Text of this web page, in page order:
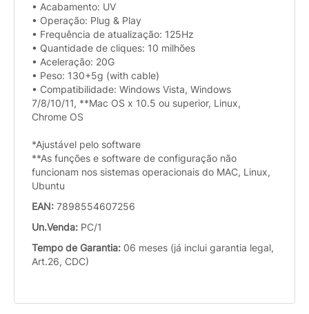
• Acabamento: UV
• Operação: Plug & Play
• Frequência de atualização: 125Hz
• Quantidade de cliques: 10 milhões
• Aceleração: 20G
• Peso: 130+5g (with cable)
• Compatibilidade: Windows Vista, Windows
7/8/10/11, **Mac OS x 10.5 ou superior, Linux,
Chrome OS
*Ajustável pelo software
**As funções e software de configuração não
funcionam nos sistemas operacionais do MAC, Linux,
Ubuntu
EAN: 7898554607256
Un.Venda: PC/1
Tempo de Garantia: 06 meses (já inclui garantia legal,
Art.26, CDC)